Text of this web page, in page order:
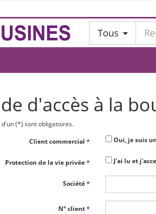
Tous
d'accès à la
d'un (*) sont obligatoires.
Client commercial * Oui, je suis
Protection de la vie privée* J'ai lu et
Société*
N° client*